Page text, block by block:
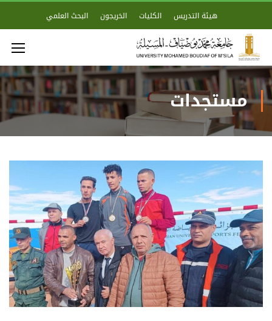
هيئة التدريس الكليات الخريجون البحث العلمي
مستجدات